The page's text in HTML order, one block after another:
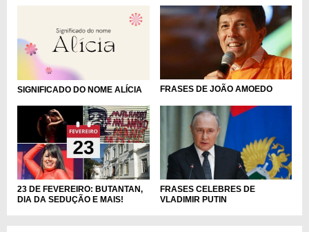
SIGNIFICADO DO NOME ALÍCIA FRASES DE JOÃO AMOEDO
23 DE FEVEREIRO: BUTANTAN,
DIA DA SEDUÇÃO E MAIS!
FRASES CELEBRES DE
VLADIMIR PUTIN